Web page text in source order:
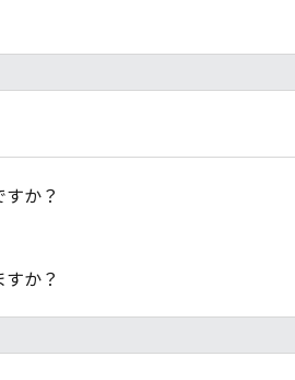
か？
か？